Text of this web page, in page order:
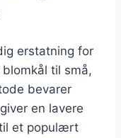
erstatning for
til små,
bevarer
en lavere
et populært